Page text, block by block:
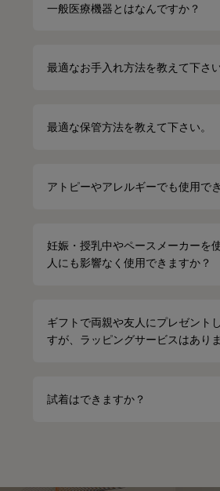
一般医療機器とはなんですか？
最適なお手入れ方法を教えて下さい
最適な保管方法を教えて下さい。
アトピーやアレルギーでも使用で
妊娠・授乳中やペースメーカーを
人にも影響なく使用できますか？
ギフトで両親や友人にプレゼント
すが、ラッピングサービスはあり
試着はできますか？